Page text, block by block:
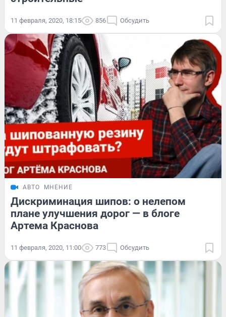
11 февраля, 2020, 18:15 856 Обсудить
АВТО МНЕНИЕ
Дискриминация шипов: о нелепом
плане улучшения дорог — в блоге
Артема Краснова
11 февраля, 2020, 11:00 773 Обсудить